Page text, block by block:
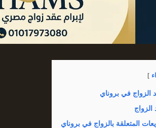
في بروناي
الزواج
المتعلقة بالزواج في بروناي